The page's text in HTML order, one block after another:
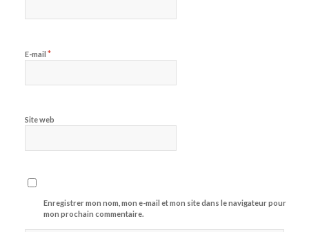
E-mail *
Site web
Enregistrer mon nom, mon e-mail et mon site dans le navigateur pour
mon prochain commentaire.